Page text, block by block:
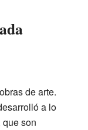
de arte.
a lo
son